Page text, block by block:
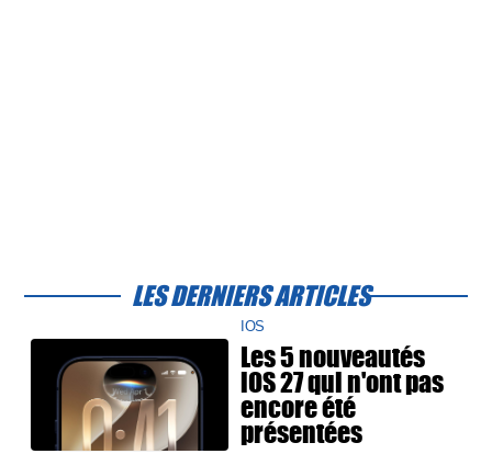
LES DERNIERS ARTICLES
IOS
Les 5 nouveautés
iOS 27 qui n'ont pas
encore été
présentées